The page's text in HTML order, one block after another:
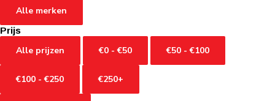
Alle merken
Prijs
Alle prijzen €0 - €50 €50 - €100
€100 - €250 €250+